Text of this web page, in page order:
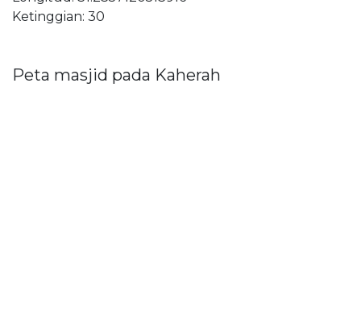
Ketinggian: 30
Peta masjid pada Kaherah